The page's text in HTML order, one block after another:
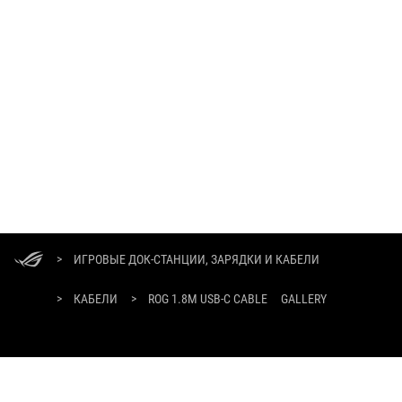
Footer
> ИГРОВЫЕ ДОК-СТАНЦИИ, ЗАРЯДКИ И КАБЕЛИ
> КАБЕЛИ > ROG 1.8M USB-C CABLE GALLERY